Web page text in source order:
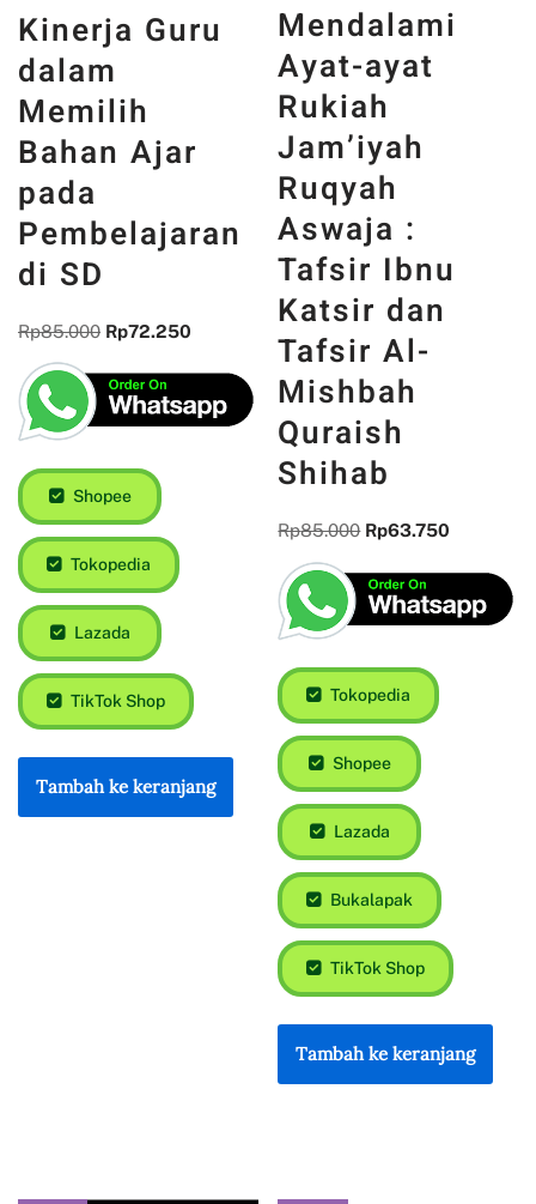
Kinerja Guru
dalam
Memilih
Bahan Ajar
pada
Pembelajaran
di SD
Rp85.000 Rp72.250
Shopee
Tokopedia
Lazada
TikTok Shop
Tambah ke keranjang
Mendalami
Ayat-ayat
Rukiah
Jam’iyah
Ruqyah
Aswaja :
Tafsir Ibnu
Katsir dan
Tafsir Al-
Mishbah
Quraish
Shihab
Rp85.000 Rp63.750
Tokopedia
Shopee
Lazada
Bukalapak
TikTok Shop
Tambah ke keranjang